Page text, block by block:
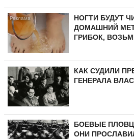
НОГТИ БУДУТ
ДОМАШНИЙ
ГРИБОК,
КАК СУДИЛИ
ГЕНЕРАЛА
БОЕВЫЕ
ОНИ